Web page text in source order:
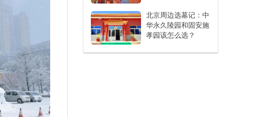
北京周边选墓记：中
华永久陵园和固安施
孝园该怎么选？